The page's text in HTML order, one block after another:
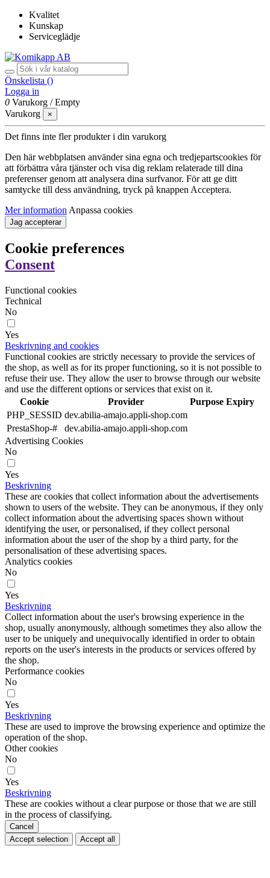
Kvalitet
Kunskap
Serviceglädje
Önskelista ()
Logga in
0 Varukorg /Empty
Varukorg
×
Det finns inte fler produkter i din varukorg
Den här webbplatsen använder sina egna och tredjepartscookies för
att förbättra våra tjänster och visa dig reklam relaterade till dina
preferenser genom att analysera dina surfvanor. För att ge ditt
samtycke till dess användning, tryck på knappen Acceptera.
Mer information Anpassa cookies
Jag accepterar
Cookie preferences
Consent
Functional cookies
Technical
No
Yes
Beskrivning and cookies
Functional cookies are strictly necessary to provide the services of
the shop, as well as for its proper functioning, so it is not possible to
refuse their use. They allow the user to browse through our website
and use the different options or services that exist on it.
Cookie
Provider Purpose Expiry
PHP_SESSID dev.abilia-amajo.appli-shop.com
PrestaShop-#
dev.abilia-amajo.appli-shop.com
Advertising Cookies
No
Yes
Beskrivning
These are cookies that collect information about the advertisements
shown to users of the website. They can be anonymous, if they only
collect information about the advertising spaces shown without
identifying the user, or personalised, if they collect personal
information about the user of the shop by a third party, for the
personalisation of these advertising spaces.
Analytics cookies
No
Yes
Beskrivning
Collect information about the user's browsing experience in the
shop, usually anonymously, although sometimes they also allow the
user to be uniquely and unequivocally identified in order to obtain
reports on the user's interests in the products or services offered by
the shop.
Performance cookies
No
Yes
Beskrivning
These are used to improve the browsing experience and optimize the
operation of the shop.
Other cookies
No
Yes
Beskrivning
These are cookies without a clear purpose or those that we are still
in the process of classifying.
Cancel
Accept selection
Accept all